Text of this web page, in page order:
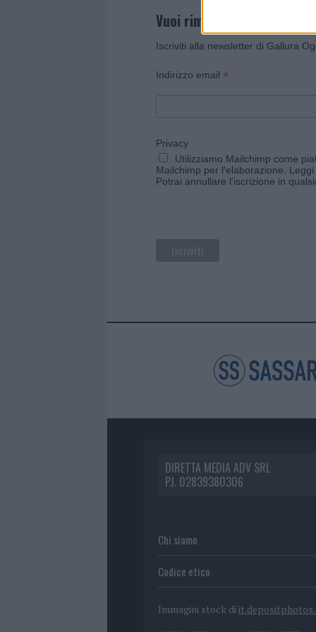
Vuoi rimanere sempre
Iscriviti alla newsletter di Gallura
Indirizzo email *
Privacy
Utilizziamo Mailchimp come
Mailchimp per l'elaborazione.
Potrai annullare l'iscrizione in
DIRETTA MEDIA ADV SRL
P.I. 02839380306
Chi siamo
Codice etico
Immagini stock di